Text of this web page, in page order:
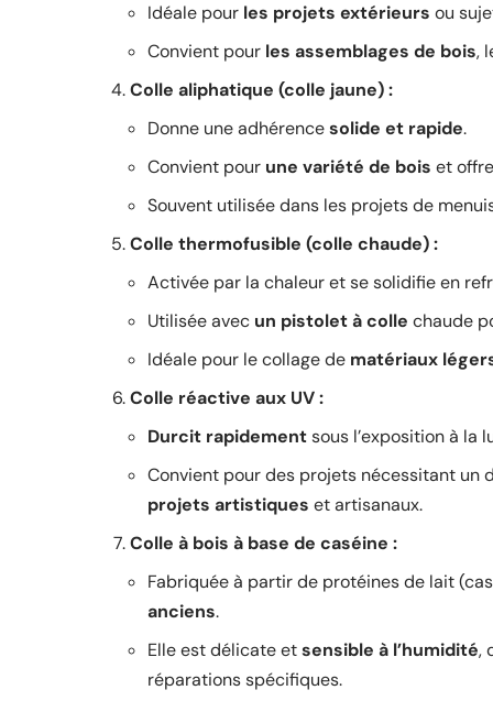
Idéale pour les projets extérieurs ou
Convient pour les assemblages de bois,
Colle aliphatique (colle jaune) :
Donne une adhérencesolide et rapide.
Convient pour une variété de bois et
Souvent utilisée dans les projets de
Colle thermofusible (colle chaude) :
Activée par la chaleur et se solidifie en
Utilisée avec un pistolet à colle chaude
Idéale pour le collage de matériaux
Colle réactive aux UV :
Durcit rapidementsous l’exposition à la
Convient pour des projets nécessitant un
projets artistiques et artisanaux.
Colle à bois à base de caséine :
Fabriquée à partir de protéines de lait
anciens.
Elle est délicate etsensible à l’humidité,
réparations spécifiques.